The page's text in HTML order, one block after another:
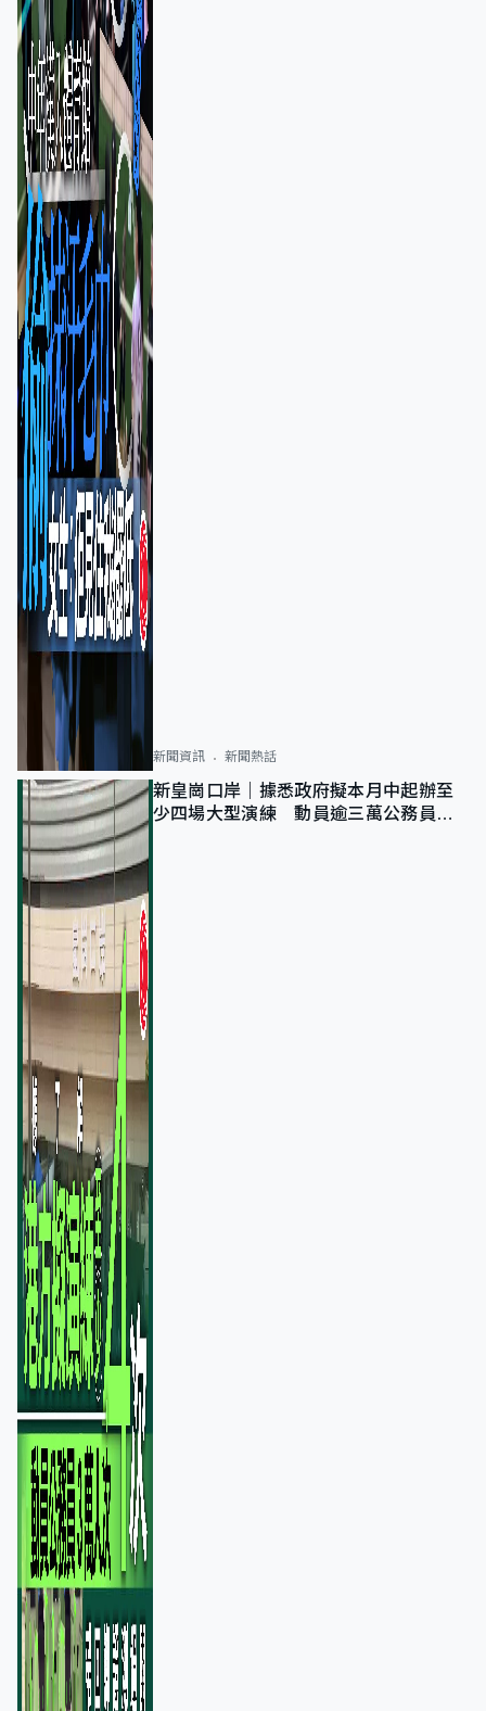
新聞資訊 新聞熱話
新皇崗口岸｜據悉政府擬本月中起辦至
少四場大型演練 動員逾三萬公務員人